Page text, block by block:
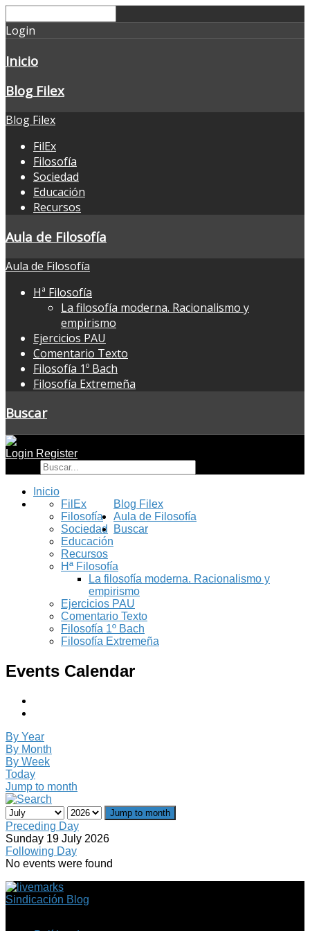
Login
Inicio
Blog Filex
Blog Filex
FilEx
Filosofía
Sociedad
Educación
Recursos
Aula de Filosofía
Aula de Filosofía
Hª Filosofía
La filosofía moderna. Racionalismo y
empirismo
Ejercicios PAU
Comentario Texto
Filosofía 1º Bach
Filosofía Extremeña
Buscar
Login Register
Inicio
Blog Filex
FilEx
Filosofía
Sociedad
Educación
Recursos
Aula de Filosofía
Hª Filosofía
La filosofía moderna. Racionalismo y
empirismo
Ejercicios PAU
Comentario Texto
Filosofía 1º Bach
Filosofía Extremeña
Buscar
Events Calendar
By Year
By Month
By Week
Today
Jump to month
Jump to month
Preceding Day
Sunday 19 July 2026
Following Day
No events were found
Sindicación Blog